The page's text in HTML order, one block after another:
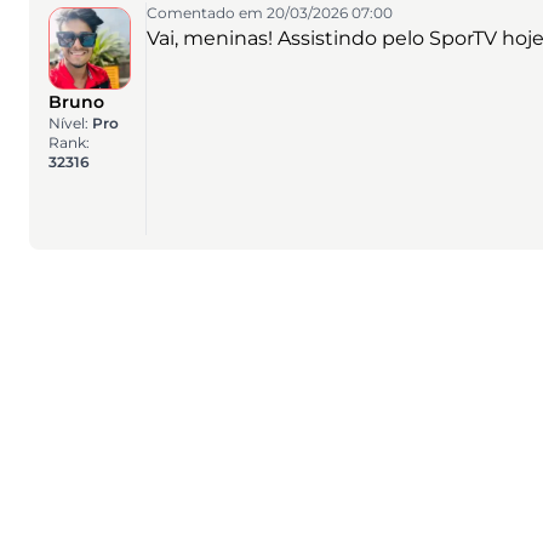
Bruno
Nível: Pro
Rank:
32316
Comentado em 20/03/2026 07:00
Vai, meninas! Assistindo pelo SporTV